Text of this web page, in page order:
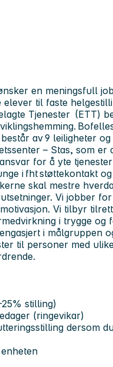
en meningsfull
til faste
Tjenester (ETT)
av 9 leiligheter
– Stas, som er
for å yte
i fht støttekontakt og
skal mestre
Vi jobber
Vi tilbyr
i trygge og
i målgruppen
til personer med
stilling)
(ringevikar)
dersom